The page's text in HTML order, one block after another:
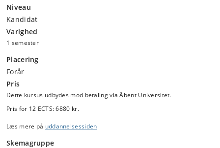
Niveau
Kandidat
Varighed
1 semester
Placering
Forår
Pris
Dette kursus udbydes mod betaling via Åbent Universitet.
Pris for 12 ECTS: 6880 kr.
Læs mere på uddannelsessiden
Skemagruppe